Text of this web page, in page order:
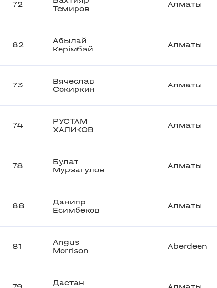
72
Темиров
Алматы
82
Абылай
Керімбай
Алматы
73
Вячеслав
Сокиркин
Алматы
74
РУСТАМ
ХАЛИКОВ
Алматы
78
Булат
Мурзагулов
Алматы
88
Данияр
Есимбеков
Алматы
81
Angus
Morrison
Aberdeen
Дастан